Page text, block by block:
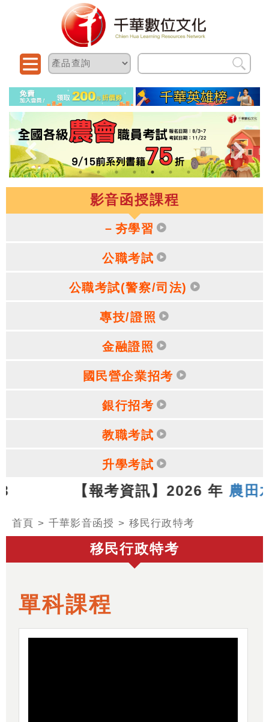
影音函授課程
－夯學習
公職考試
公職考試(警察/司法)
專技/證照
金融證照
國民營企業招考
銀行招考
教職考試
升學考試
【報考資訊】2026 年農田
首頁 > 千華影音函授 > 移民行政特考
移民行政特考
單科課程